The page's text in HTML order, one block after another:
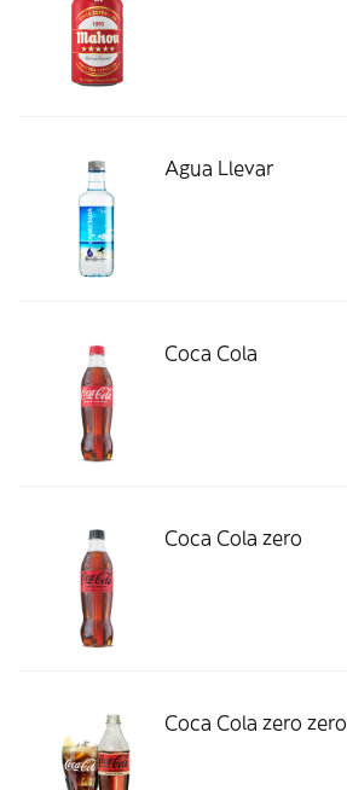
Agua Llevar
Coca Cola
Coca Cola zero
Coca Cola zero zero